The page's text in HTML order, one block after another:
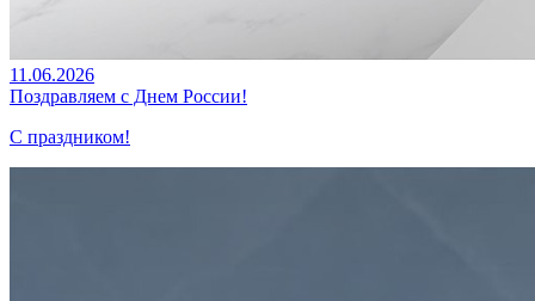
11.06.2026
Поздравляем с Днем России!
С праздником!